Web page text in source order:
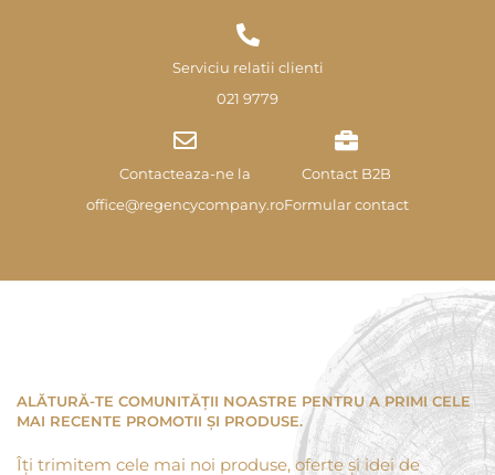
Serviciu relatii clienti
021 9779
Contacteaza-ne la
office@regencycompany.ro
Contact B2B
Formular contact
ALĂTURĂ-TE COMUNITĂȚII NOASTRE PENTRU A PRIMI CELE
MAI RECENTE PROMOTII ȘI PRODUSE.
Îți trimitem cele mai noi produse, oferte și idei de